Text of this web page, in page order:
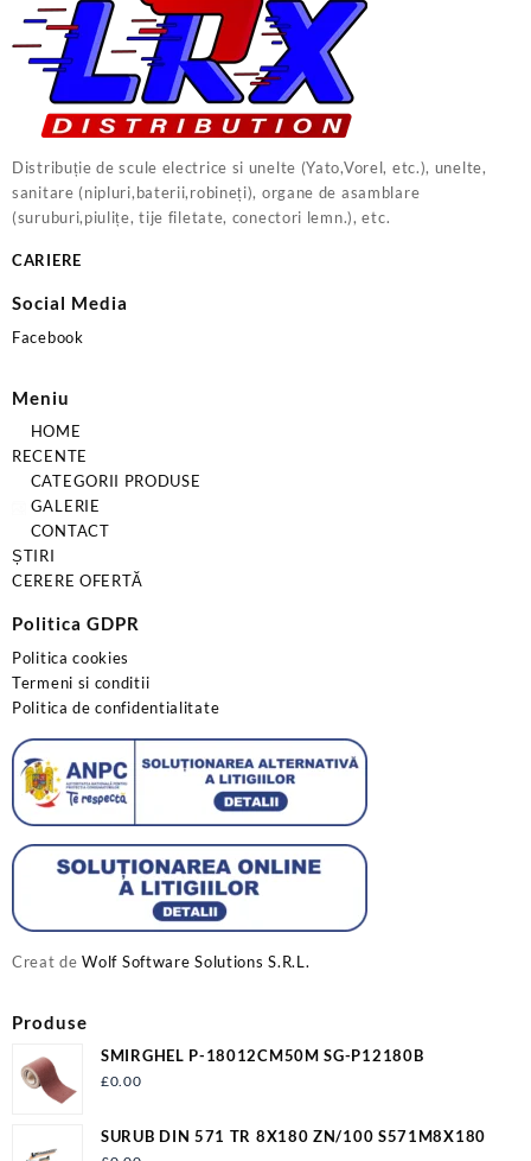
Distribuție de scule electrice si unelte (Yato,Vorel, etc.), unelte,
sanitare (nipluri,baterii,robineți), organe de asamblare
(suruburi,piulițe, tije filetate, conectori lemn.), etc.
CARIERE
Social Media
Facebook
Meniu
HOME
RECENTE
CATEGORII PRODUSE
GALERIE
CONTACT
ȘTIRI
CERERE OFERTĂ
Politica GDPR
Politica cookies
Termeni si conditii
Politica de confidentialitate
Creat deWolf Software Solutions S.R.L.
Produse
SMIRGHEL P-18012CM50M SG-P12180B
£0.00
SURUB DIN 571 TR 8X180 ZN/100 S571M8X180